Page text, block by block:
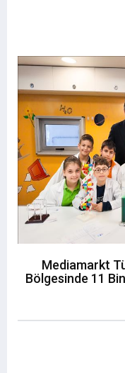
Mediamarkt
Bölgesinde 11